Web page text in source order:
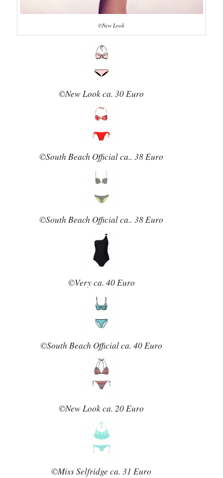
©New Look
©New Look ca. 30 Euro
©South Beach Official ca.. 38 Euro
©South Beach Official ca.. 38 Euro
©Very ca. 40 Euro
©South Beach Official ca. 40 Euro
©New Look ca. 20 Euro
©Miss Selfridge ca. 31 Euro